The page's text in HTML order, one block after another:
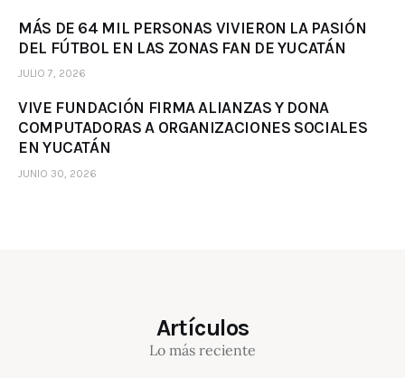
MÁS DE 64 MIL PERSONAS VIVIERON LA PASIÓN
DEL FÚTBOL EN LAS ZONAS FAN DE YUCATÁN
JULIO 7, 2026
VIVE FUNDACIÓN FIRMA ALIANZAS Y DONA
COMPUTADORAS A ORGANIZACIONES SOCIALES
EN YUCATÁN
JUNIO 30, 2026
Artículos
Lo más reciente